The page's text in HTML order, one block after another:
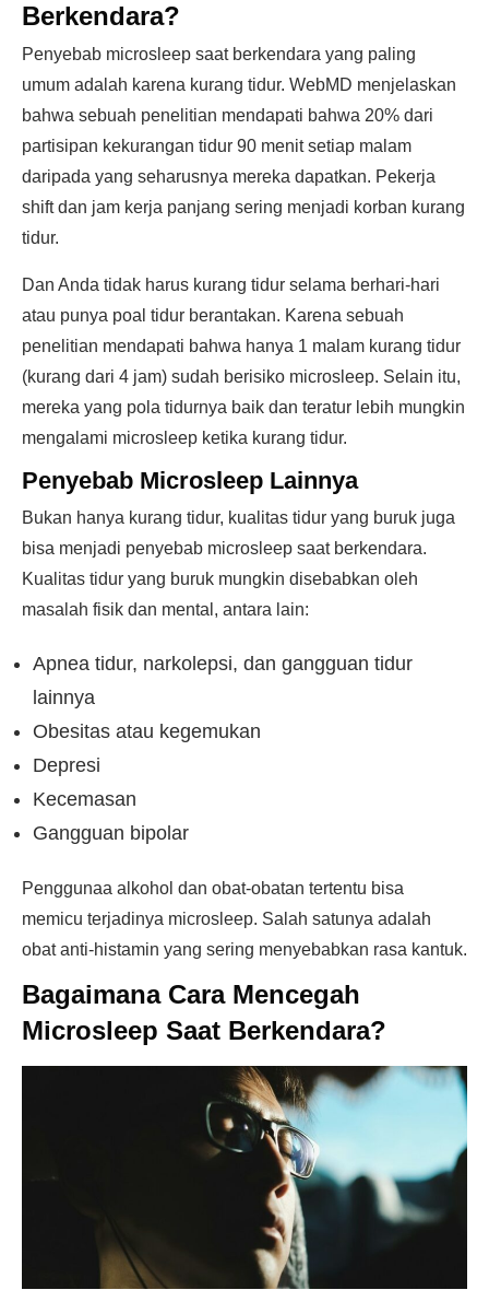
Berkendara?
Penyebab microsleep saat berkendara yang paling
umum adalah karena kurang tidur. WebMD menjelaskan
bahwa sebuah penelitian mendapati bahwa 20% dari
partisipan kekurangan tidur 90 menit setiap malam
daripada yang seharusnya mereka dapatkan. Pekerja
shift dan jam kerja panjang sering menjadi korban kurang
tidur.
Dan Anda tidak harus kurang tidur selama berhari-hari
atau punya poal tidur berantakan. Karena sebuah
penelitian mendapati bahwa hanya 1 malam kurang tidur
(kurang dari 4 jam) sudah berisiko microsleep. Selain itu,
mereka yang pola tidurnya baik dan teratur lebih mungkin
mengalami microsleep ketika kurang tidur.
Penyebab Microsleep Lainnya
Bukan hanya kurang tidur, kualitas tidur yang buruk juga
bisa menjadi penyebab microsleep saat berkendara.
Kualitas tidur yang buruk mungkin disebabkan oleh
masalah fisik dan mental, antara lain:
Apnea tidur, narkolepsi, dan gangguan tidur
lainnya
Obesitas atau kegemukan
Depresi
Kecemasan
Gangguan bipolar
Penggunaa alkohol dan obat-obatan tertentu bisa
memicu terjadinya microsleep. Salah satunya adalah
obat anti-histamin yang sering menyebabkan rasa kantuk.
Bagaimana Cara Mencegah
Microsleep Saat Berkendara?